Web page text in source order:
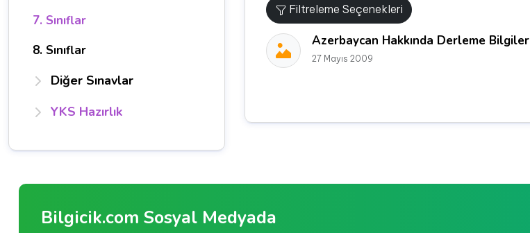
7. Sınıflar
8. Sınıflar
Diğer Sınavlar
YKS Hazırlık
Filtreleme Seçenekleri
Azerbaycan Hakkında Derleme Bilgiler
27 Mayıs 2009
Bilgicik.com Sosyal Medyada